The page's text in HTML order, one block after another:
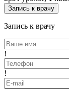
Запись к врачу
Запись к врачу
!
!